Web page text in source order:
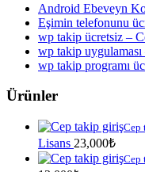
Android Ebeveyn
Eşimin telefonunu
wp takip ücretsiz –
wp takip
wp takip programı
Ürünler
Cep
Lisans 23,000₺
Cep